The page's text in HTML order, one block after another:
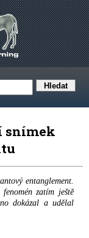
snímek
entanglement.
zatím ještě
dokázal a udělal